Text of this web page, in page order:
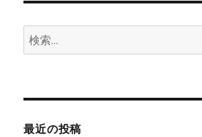
検
索:
最近の投稿